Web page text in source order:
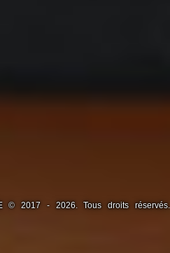
© 2017 - 2026. Tous droits réservés.